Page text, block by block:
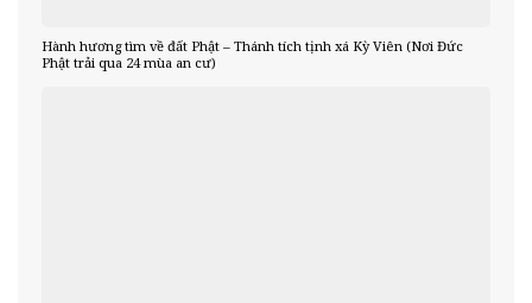
Hành hương tìm về đất Phật – Thánh tích tịnh xá Kỳ Viên (Nơi Đức
Phật trải qua 24 mùa an cư)